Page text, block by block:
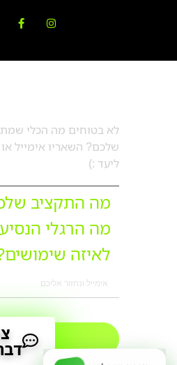
לא בטוחים מה הכלי
שלכם? השאריו אימייל
ליעד :)
מה התקציב
מה הרגלי
לאיזה
דברו